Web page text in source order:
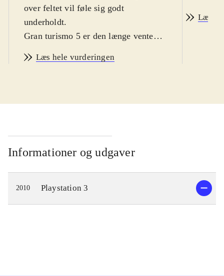
over feltet vil føle sig godt
underholdt.
Gran turismo 5 er den længe ventede
Du kan vælge realistisk GT mode,
samme vælger en bil og racer mod
player. Du kan vælge mellem 1031
virkelige bilmodeller fx Lamborghini
og Mercedes. For første gang i serien
kan man online race mod op til 15
modstandere. Bilfysikken, lyseffekter
og lyde virker så realistisk, at det
andre baner. I spillets hoveddel, GT
Læs hele vurderingen
Læs
Informationer og udgaver
2010 Playstation 3